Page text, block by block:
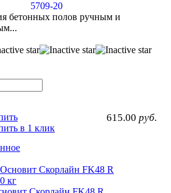
5709-20
бетонных полов ручным и
615.00 руб.
в 1 клик